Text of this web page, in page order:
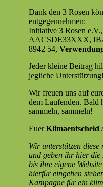
Dank den 3 Rosen
entgegennehmen:
Ini­tia­tive 3 Rosen
AACSDE33XXX,
8942 54,
Jed­er kleine Beitrag
jegliche Unterstützung!
Wir freuen uns auf
dem Laufend­en. Bald
sam­meln, sammeln!
EuerKli­maentscheid
Wir unter­stützen
und geben ihr hier die
bis ihre eigene
hier­für einge­hen
Kam­pagne für ein